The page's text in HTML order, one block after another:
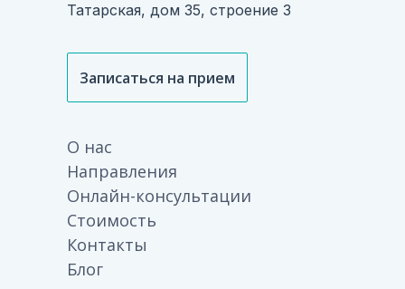
Татарская, дом 35, строение 3
Записаться на прием
О нас
Направления
Онлайн-консультации
Стоимость
Контакты
Блог